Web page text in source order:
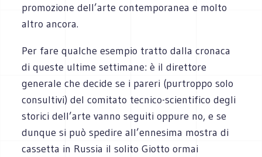
promozione dell’arte contemporanea e molto
altro ancora.
Per fare qualche esempio tratto dalla cronaca
di queste ultime settimane: è il direttore
generale che decide se i pareri (purtroppo solo
consultivi) del comitato tecnico-scientifico degli
storici dell’arte vanno seguiti oppure no, e se
dunque si può spedire all’ennesima mostra di
cassetta in Russia il solito Giotto ormai